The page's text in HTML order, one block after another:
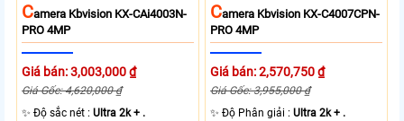
CAmera Kbvision KX-CAi4003N-
PRO 4MP
Giá bán: 3,003,000 ₫
Giá Gốc: 4,620,000 ₫
✨ Độ sắc nét :Ultra 2k + .
CAmera Kbvision KX-C4007CPN-
PRO 4MP
Giá bán: 2,570,750 ₫
Giá Gốc: 3,955,000 ₫
✨ Độ Phân giải :Ultra 2k + .